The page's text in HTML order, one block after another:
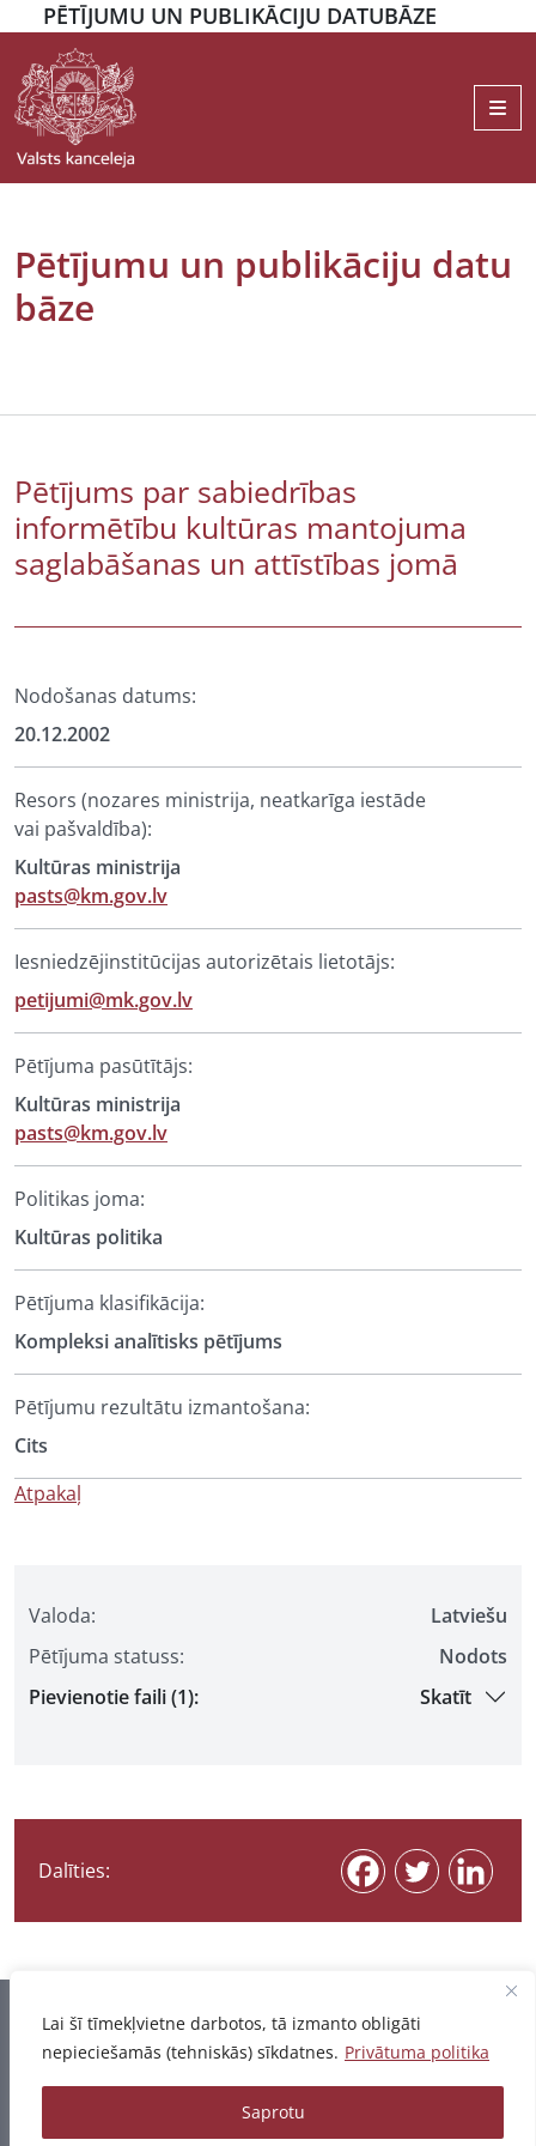
Lai šī tīmekļvietne darbotos, tā izmanto obligāti
nepieciešamās (tehniskās) sīkdatnes. Privātuma politika
Saprotu
PĒTĪJUMU UN PUBLIKĀCIJU DATUBĀZE
Pētījumu un publikāciju datu
bāze
Valoda:
Latviešu
Pētījuma statuss:
Nodots
Pievienotie faili (1):
Skatīt
Dalīties:
Pētījums par sabiedrības
informētību kultūras mantojuma
saglabāšanas un attīstības jomā
Nodošanas datums:
20.12.2002
Resors (nozares ministrija, neatkarīga iestāde
vai pašvaldība):
Kultūras ministrija
pasts@km.gov.lv
Iesniedzējinstitūcijas autorizētais lietotājs:
petijumi@mk.gov.lv
Pētījuma pasūtītājs:
Kultūras ministrija
pasts@km.gov.lv
Politikas joma:
Kultūras politika
Pētījuma klasifikācija:
Kompleksi analītisks pētījums
Pētījumu rezultātu izmantošana:
Cits
Atpakaļ
Informācija pēdējo reizi atjaunota 07.08.2026
© 2026 - Pētījumu un publikāciju datubāze